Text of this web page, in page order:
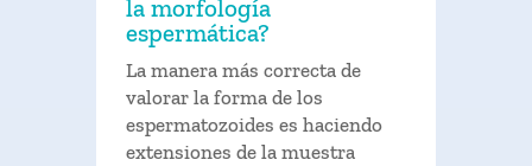
la morfología
espermática?
La manera más correcta de
valorar la forma de los
espermatozoides es haciendo
extensiones de la muestra